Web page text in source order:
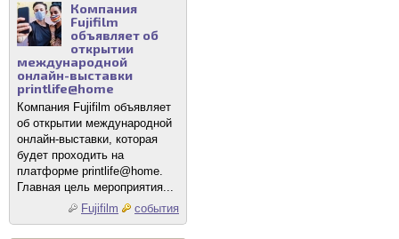
Компания
Fujifilm
объявляет об
открытии
международной
онлайн-выставки
printlife@home
Компания Fujifilm объявляет
об открытии международной
онлайн-выставки, которая
будет проходить на
платформе printlife@home.
Главная цель мероприятия...
Fujifilm
события